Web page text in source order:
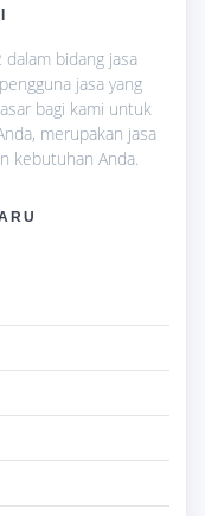
bidang jasa
jasa yang
bagi kami untuk
merupakan jasa
kebutuhan Anda.